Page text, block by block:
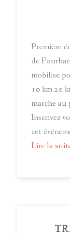
Première
de
mobilise
10 km 20
marche
Inscrivez
cet
Lire la